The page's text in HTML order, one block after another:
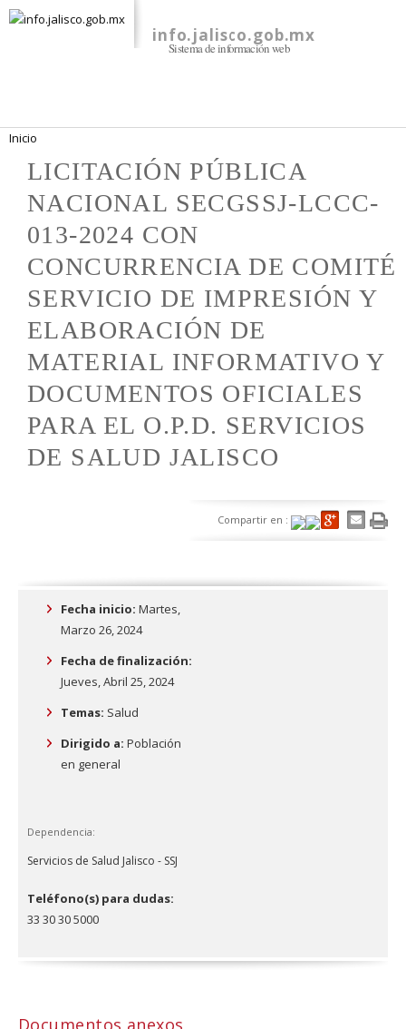
contenido
principal
info.jalisco.gob.mx
Sistema de información web
Se encuentra usted aquí
Inicio
LICITACIÓN PÚBLICA
NACIONAL SECGSSJ-LCCC-
013-2024 CON
CONCURRENCIA DE COMITÉ
SERVICIO DE IMPRESIÓN Y
ELABORACIÓN DE
MATERIAL INFORMATIVO Y
DOCUMENTOS OFICIALES
PARA EL O.P.D. SERVICIOS
DE SALUD JALISCO
Compartir en :
Fecha inicio: Martes,
Marzo 26, 2024
Fecha de finalización:
Jueves, Abril 25, 2024
Temas: Salud
Dirigido a: Población
en general
Dependencia:
Servicios de Salud Jalisco - SSJ
Teléfono(s) para dudas:
33 30 30 5000
Documentos anexos